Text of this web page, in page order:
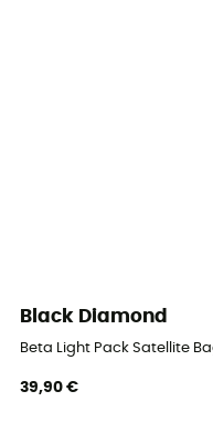
Black Diamond
Beta Light Pack Satellite
39,90 €